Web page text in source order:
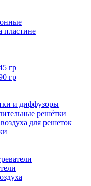
пластине
гр
гр
и диффузоры
решётки
для решеток